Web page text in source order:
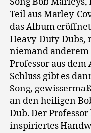
Teil aus Marley-
das Album
Heavy-Duty-Dubs,
niemand anderem
Professor aus
Schluss gibt es
Song,
an den heiligen
Dub. Der
inspiriertes